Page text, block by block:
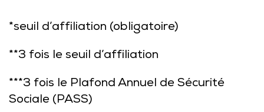
*seuil d’affiliation (obligatoire)
**3 fois le seuil d’affiliation
***3 fois le Plafond Annuel de Sécurité
Sociale (PASS)